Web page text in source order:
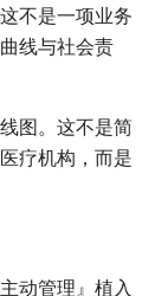
不是一项业务
线与社会责
图。这不是简
疗机构，而是
动管理』植入